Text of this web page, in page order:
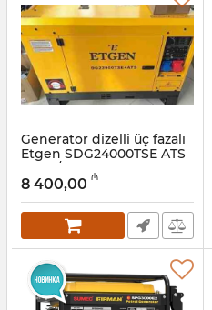
Generator dizelli üç fazalı
Etgen SDG24000TSE ATS
220V / 380V, 50Hz
Artikul: 022001034
8 400,00 ₼